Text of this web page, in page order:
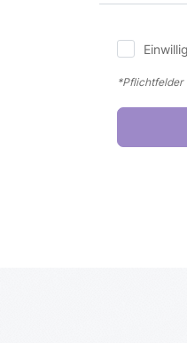
*Pflichtfelder